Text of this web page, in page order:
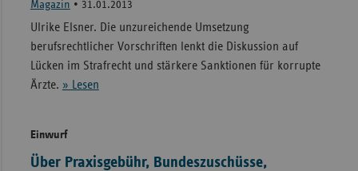
Magazin • 31.01.2013
Ulrike Elsner. Die unzureichende Umsetzung
berufsrechtlicher Vorschriften lenkt die Diskussion auf
Lücken im Strafrecht und stärkere Sanktionen für korrupte
Ärzte. » Lesen
Einwurf
Über Praxisgebühr, Bundeszuschüsse,